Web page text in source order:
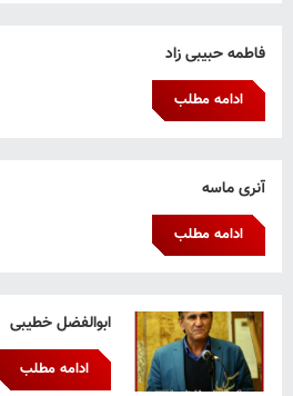
فاطمه حبیبی زاد
ادامه مطلب
آنری ماسه
ادامه مطلب
ابوالفضل خطیبی
ادامه مطلب